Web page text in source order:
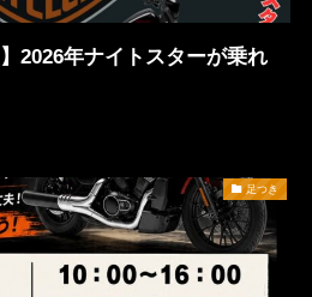
2026年ナイトスターが乗れ
足つき